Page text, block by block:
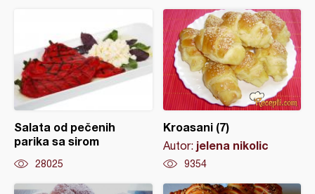
Salata od pečenih
parika sa sirom
28025
Kroasani (7)
Autor: jelena nikolic
9354